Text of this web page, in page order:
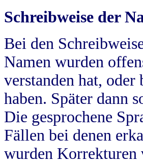
Schreibweise der
Bei den
Namen wurden
verstanden hat, oder
haben. Später dann
Die gesprochene
Fällen bei denen
wurden Korrekturen